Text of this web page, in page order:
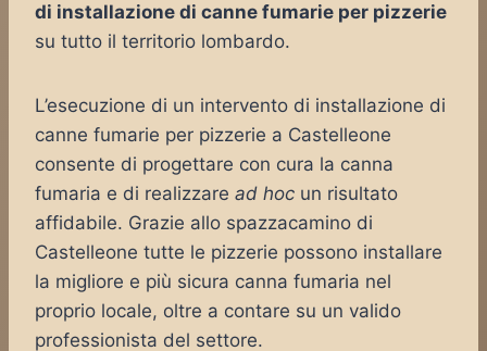
di installazione di canne fumarie per pizzerie
su tutto il territorio lombardo.
L’esecuzione di un intervento di installazione di
canne fumarie per pizzerie a Castelleone
consente di progettare con cura la canna
fumaria e di realizzare ad hoc un risultato
affidabile. Grazie allo spazzacamino di
Castelleone tutte le pizzerie possono installare
la migliore e più sicura canna fumaria nel
proprio locale, oltre a contare su un valido
professionista del settore.